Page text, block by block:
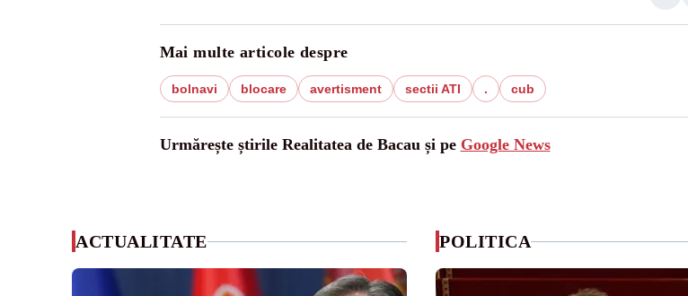
Mai multe articole despre
bolnavi blocare avertisment sectii ATI . cub
Urmărește știrile Realitatea de Bacau și pe Google News
ACTUALITATE POLITICA